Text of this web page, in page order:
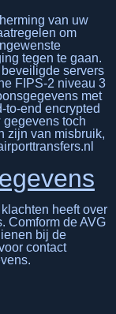
van uw
om
tegen te gaan.
servers
FIPS-2 niveau 3
met
to-end encrypted
gegevens toch
zijn van misbruik,
heeft over
Comform de AVG
bij de
contact